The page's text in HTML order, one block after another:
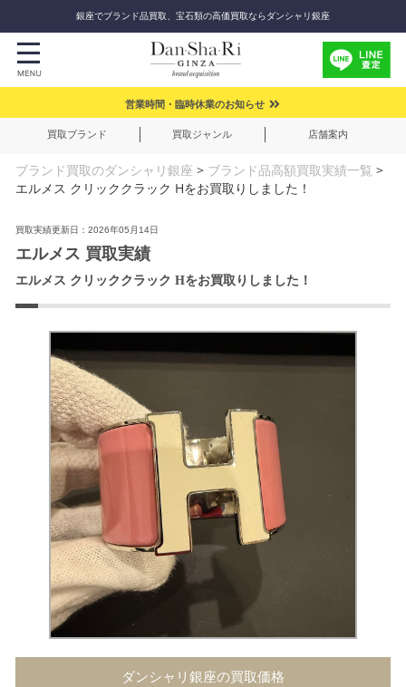
銀座でブランド品買取、宝石類の高価買取ならダンシャリ銀座
営業時間・臨時休業のお知らせ
買取ブランド 買取ジャンル 店舗案内
ブランド買取のダンシャリ銀座 > ブランド品高額買取実績一覧 >
エルメス クリッククラック Hをお買取りしました！
買取実績更新日：2026年05月14日
エルメス 買取実績
エルメス クリッククラック Hをお買取りしました！
ダンシャリ銀座の買取価格